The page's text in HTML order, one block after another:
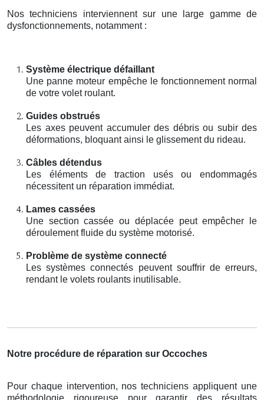
Nos techniciens interviennent sur une large gamme de
dysfonctionnements, notamment :
Système électrique défaillant
Une panne moteur empêche le fonctionnement normal
de votre volet roulant.
Guides obstrués
Les axes peuvent accumuler des débris ou subir des
déformations, bloquant ainsi le glissement du rideau.
Câbles détendus
Les éléments de traction usés ou endommagés
nécessitent un réparation immédiat.
Lames cassées
Une section cassée ou déplacée peut empêcher le
déroulement fluide du système motorisé.
Problème de système connecté
Les systèmes connectés peuvent souffrir de erreurs,
rendant le volets roulants inutilisable.
Notre procédure de réparation sur Occoches
Pour chaque intervention, nos techniciens appliquent une
méthodologie rigoureuse pour garantir des résultats